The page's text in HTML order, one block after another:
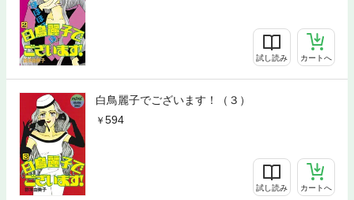
試し読み カートへ
白鳥麗子でございます！（３）
594
試し読み カートへ